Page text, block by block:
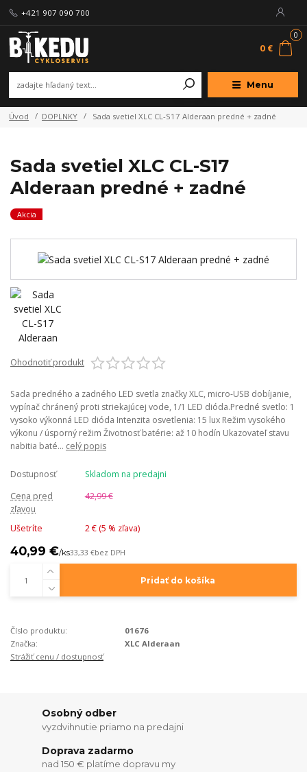
Menu
+421 907 090 700
0
0 €
Úvod DOPLNKY Sada svetiel XLC CL-S17 Alderaan predné + zadné
Sada svetiel XLC CL-S17
Alderaan predné + zadné
Akcia
Ohodnotiť produkt
Sada predného a zadného LED svetla značky XLC, micro-USB dobíjanie,
vypínač chránený proti striekajúcej vode, 1/1 LED dióda.Predné svetlo: 1
vysoko výkonná LED dióda Intenzita osvetlenia: 15 lux Režim vysokého
výkonu / úsporný režim Životnosť batérie: až 10 hodín Ukazovateľ stavu
nabitia baté... celý popis
Dostupnosť
Skladom na predajni
Cena pred
zľavou
42,99 €
Ušetríte 2 € (5 % zľava)
40,99 €/ks33,33 €bez DPH
Pridať do košíka
Číslo produktu:
01676
Značka:
XLC Alderaan
Strážiť cenu / dostupnosť
Osobný odber
vyzdvihnutie priamo na predajni
Doprava zadarmo
nad 150 € platíme dopravu my